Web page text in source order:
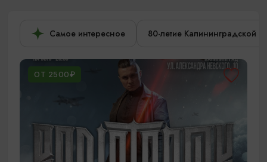
Самое интересное 80-летие Калининградской
ОТ 2500₽